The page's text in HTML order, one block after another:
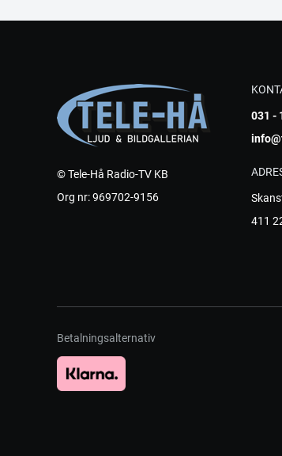
© Tele-Hå Radio-TV KB
Org nr: 969702-9156
031 -
411
Betalningsalternativ